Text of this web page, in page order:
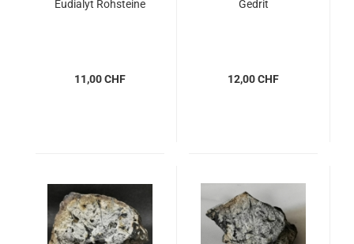
Eudialyt Rohsteine
11,00 CHF
Gedrit
12,00 CHF